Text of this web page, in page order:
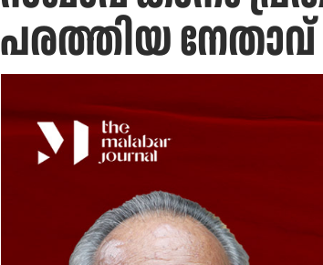
പരത്തിയ നേതാവ്